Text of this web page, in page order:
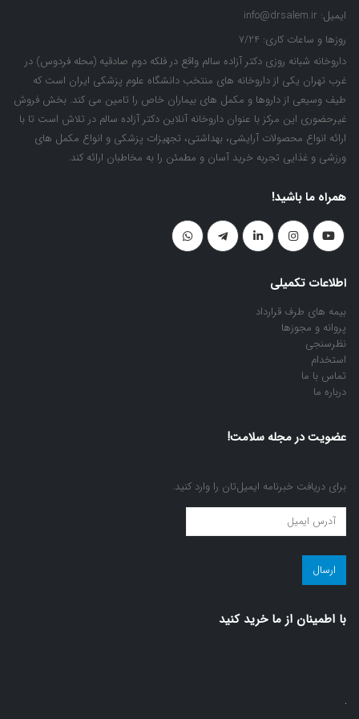
ایمیل: info@drsalem.ir
روزها و ساعات کاری: 7/24
داروخانه شبانه روزی دکتر آزاده سالم واقع در فلکه دوم صادقیه (محله فردوس) در
غرب تهران یکی از داروخانه های منتخب دانشگاه علوم پزشکی ایران است که
طیف وسیعی از داروها و مکمل های بیماران خاص را تامین می کند. بخش فروش
غیرحضوری این مرکز با عنوان داروخانه آنلاین دکتر آزاده سالم در تلاش است تا با
ارائه انواع محصولات آرایشی، بهداشتی، تجهیزات پزشکی و انواع مکمل های
ورزشی و غذایی تجربه خرید آسان و مطمئن را به مخاطبان ارائه کند.
همراه ما باشید!
اطلاعات تکمیلی
بیمه های طرف قرارداد
پروانه و مجوزها
نظرسنجی
استخدام
تماس با ما
درباره ما
عضویت در مجله سلامت!
برای دریافت خبرنامه ایمیل‌تان را وارد کنید.
عضویت
در
مجله
سلامت!
با اطمينان از ما خريد كنيد